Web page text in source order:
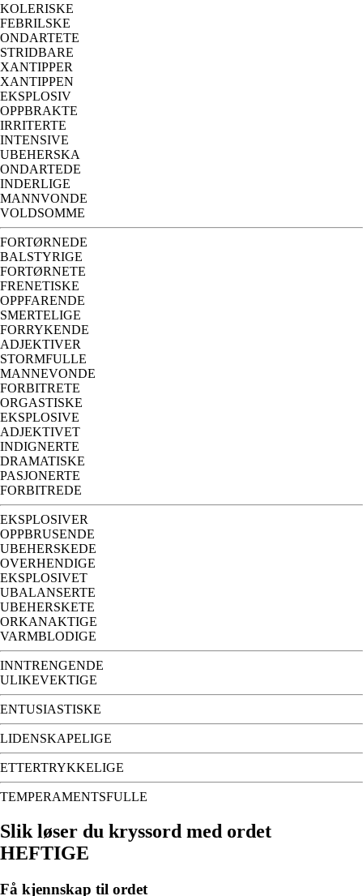
KOLERISKE
FEBRILSKE
ONDARTETE
STRIDBARE
XANTIPPER
XANTIPPEN
EKSPLOSIV
OPPBRAKTE
IRRITERTE
INTENSIVE
UBEHERSKA
ONDARTEDE
INDERLIGE
MANNVONDE
VOLDSOMME
FORTØRNEDE
BALSTYRIGE
FORTØRNETE
FRENETISKE
OPPFARENDE
SMERTELIGE
FORRYKENDE
ADJEKTIVER
STORMFULLE
MANNEVONDE
FORBITRETE
ORGASTISKE
EKSPLOSIVE
ADJEKTIVET
INDIGNERTE
DRAMATISKE
PASJONERTE
FORBITREDE
EKSPLOSIVER
OPPBRUSENDE
UBEHERSKEDE
OVERHENDIGE
EKSPLOSIVET
UBALANSERTE
UBEHERSKETE
ORKANAKTIGE
VARMBLODIGE
INNTRENGENDE
ULIKEVEKTIGE
ENTUSIASTISKE
LIDENSKAPELIGE
ETTERTRYKKELIGE
TEMPERAMENTSFULLE
Slik løser du kryssord med ordet
HEFTIGE
Få kjennskap til ordet